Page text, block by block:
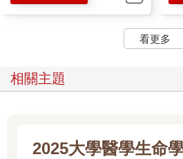
看更多
相關主題
2025大學醫學生命